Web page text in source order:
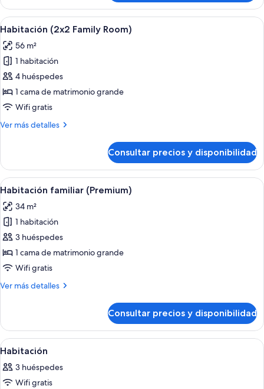
familiar
(Premium)
Abrir
todas
las
fotos
de
Habitación
(2x2
Room)
Habitación de hotel con una cama
4
Habitación (2x2 Family Room)
56 m²
1 habitación
4 huéspedes
1 cama de matrimonio grande
Wifi gratis
Ver más detalles
Más
(2x2
Family
Room)
Consultar precios y disponibilidad
Abrir
todas
las
fotos
de
Habitación
familiar
Un dormitorio moderno con una
5
Habitación familiar (Premium)
34 m²
1 habitación
3 huéspedes
1 cama de matrimonio grande
Wifi gratis
Ver más detalles
Más
familiar
(Premium)
Consultar precios y disponibilidad
Abrir
todas
las
fotos
Una habitación de hotel con cama,
9
Habitación
3 huéspedes
Wifi gratis